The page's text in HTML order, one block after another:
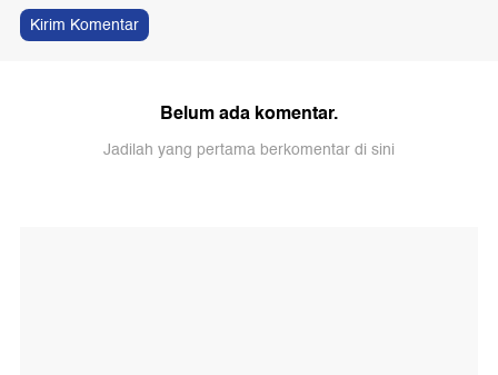
Kirim Komentar
Belum ada komentar.
Jadilah yang pertama berkomentar di sini